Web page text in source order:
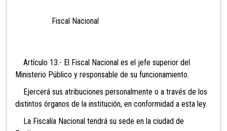
Fiscal Nacional
Artículo 13.- El Fiscal Nacional es el jefe superior del
Ministerio Público y responsable de su funcionamiento.
Ejercerá sus atribuciones personalmente o a través de los
distintos órganos de la institución, en conformidad a esta ley.
La Fiscalía Nacional tendrá su sede en la ciudad de